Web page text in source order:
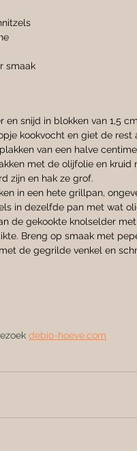
smaak
en snijd in blokken van 1,5
kookvocht en giet de rest
van een halve
met de olijfolie en
zijn en hak ze grof.
in een hete grillpan,
in dezelfde pan met wat
de gekookte knolselder
Breng op smaak met
de gegrilde venkel en
debio-hoeve.com